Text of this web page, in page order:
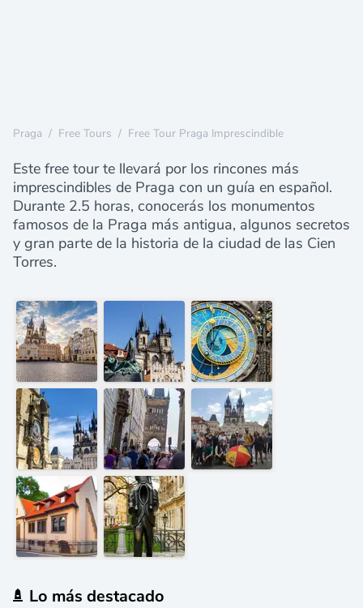
Praga / Free Tours / Free Tour Praga Imprescindible
Este free tour te llevará por los rincones más
imprescindibles de Praga con un guía en español.
Durante 2.5 horas, conocerás los monumentos
famosos de la Praga más antigua, algunos secretos
y gran parte de la historia de la ciudad de las Cien
Torres.
Lo más destacado